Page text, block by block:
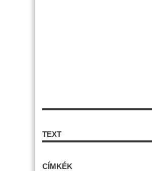
TEXT
CÍMKÉK